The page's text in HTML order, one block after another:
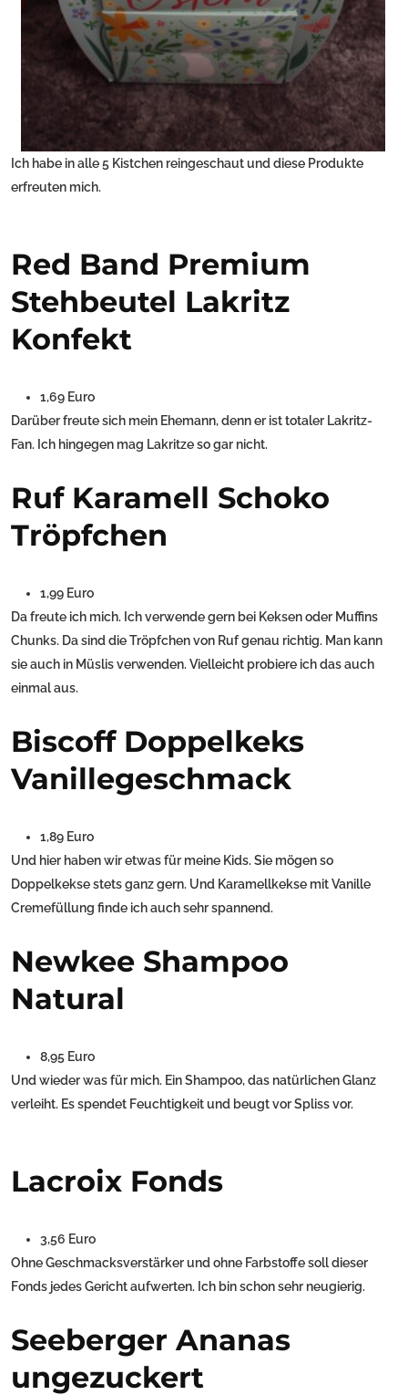
Ich habe in alle 5 Kistchen reingeschaut und diese Produkte
erfreuten mich.
Red Band Premium
Stehbeutel Lakritz
Konfekt
1,69 Euro
Darüber freute sich mein Ehemann, denn er ist totaler Lakritz-
Fan. Ich hingegen mag Lakritze so gar nicht.
Ruf Karamell Schoko
Tröpfchen
1,99 Euro
Da freute ich mich. Ich verwende gern bei Keksen oder Muffins
Chunks. Da sind die Tröpfchen von Ruf genau richtig. Man kann
sie auch in Müslis verwenden. Vielleicht probiere ich das auch
einmal aus.
Biscoff Doppelkeks
Vanillegeschmack
1,89 Euro
Und hier haben wir etwas für meine Kids. Sie mögen so
Doppelkekse stets ganz gern. Und Karamellkekse mit Vanille
Cremefüllung finde ich auch sehr spannend.
Newkee Shampoo
Natural
8,95 Euro
Und wieder was für mich. Ein Shampoo, das natürlichen Glanz
verleiht. Es spendet Feuchtigkeit und beugt vor Spliss vor.
Lacroix Fonds
3,56 Euro
Ohne Geschmacksverstärker und ohne Farbstoffe soll dieser
Fonds jedes Gericht aufwerten. Ich bin schon sehr neugierig.
Seeberger Ananas
ungezuckert